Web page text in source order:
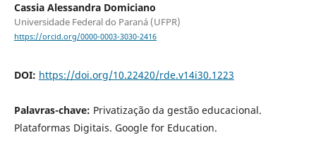
Cassia Alessandra Domiciano
Universidade Federal do Paraná (UFPR)
https://orcid.org/0000-0003-3030-2416
DOI: https://doi.org/10.22420/rde.v14i30.1223
Palavras-chave: Privatização da gestão educacional.
Plataformas Digitais. Google for Education.